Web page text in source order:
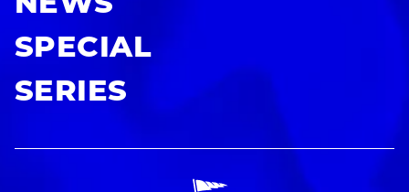
SPECIAL
SERIES